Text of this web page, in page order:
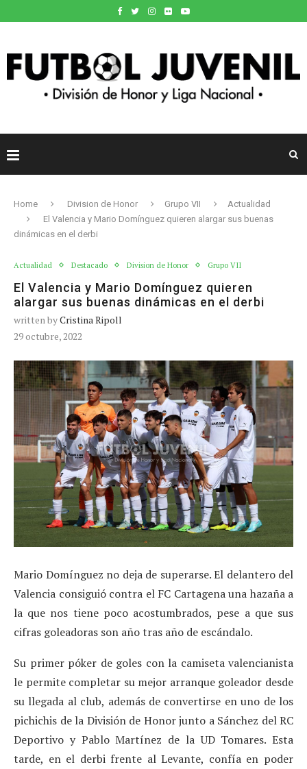
Home Division de Honor Grupo VII
Actualidad
El Valencia y Mario Domínguez quieren alargar sus buenas
dinámicas en el derbi
Actualidad Destacado Division de Honor Grupo VII
El Valencia y Mario Domínguez quieren
alargar sus buenas dinámicas en el derbi
written byCristina Ripoll
29 octubre, 2022
Mario Domínguez no deja de superarse. El delantero del
Valencia consiguió contra el FC Cartagena una hazaña a
la que nos tiene poco acostumbrados, pese a que sus
cifras goleadoras son año tras año de escándalo.
Su primer póker de goles con la camiseta valencianista
le permite completar su mejor arranque goleador desde
su llegada al club, además de convertirse en uno de los
pichichis de la División de Honor junto a Sánchez del RC
Deportivo y Pablo Martínez de la UD Tomares. Esta
tarde, en el derbi frente al Levante, confía en poder